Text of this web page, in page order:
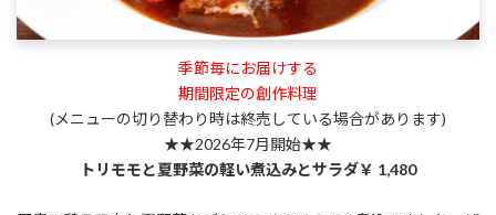
季節毎にお届けする
期間限定の創作料理
(メニューの切り替わり時は終売している場合があります)
★★2026年7月開始★★
トリモモと夏野菜の軽い煮込みとサラダ￥ 1,480